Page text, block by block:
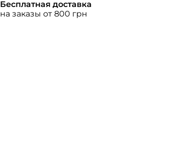
Бесплатная доставка
на заказы от 800 грн